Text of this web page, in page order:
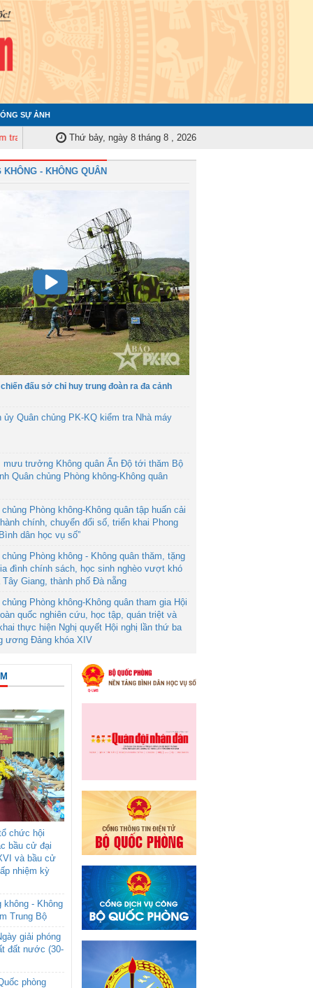
SỰ ẢNH
ủy Trung ương tập huấn nghiệp vụ công tác kiểm tra, giám sát năm
Thứ bảy, ngày 8 tháng 8 , 2026
- KHÔNG QUÂN
đấu sở chỉ huy trung đoàn ra đa cảnh
ủy Quân chủng PK-KQ kiểm tra Nhà máy
mưu trưởng Không quân Ấn Độ tới thăm Bộ
Quân chủng Phòng không-Không quân
chủng Phòng không-Không quân tập huấn cải
chính, chuyển đổi số, triển khai Phong
dân học vụ số”
chủng Phòng không - Không quân thăm, tặng
đình chính sách, học sinh nghèo vượt khó
Tây Giang, thành phố Đà nẵng
chủng Phòng không-Không quân tham gia Hội
quốc nghiên cứu, học tập, quán triệt và
thực hiện Nghị quyết Hội nghị lần thứ ba
ương Đảng khóa XIV
chức hội
bầu cử đại
và bầu cử
nhiệm kỳ
không - Không
Trung Bộ
giải phóng
đất nước (30-
phòng